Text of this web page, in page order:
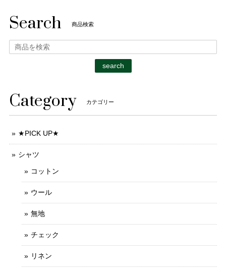
Search 商品検索
search
Category カテゴリー
★PICK UP★
シャツ
コットン
ウール
無地
チェック
リネン